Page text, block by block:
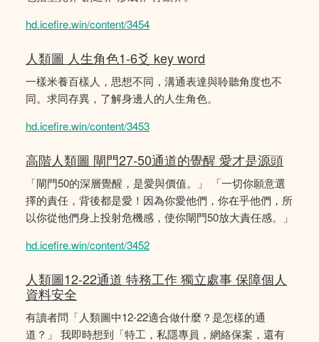
hd.icefire.win/content/3454
人類圖 人生角色1-6爻 key word
一樣米養百樣人，思想不同，溝通表達與聆聽角度也不
同。求同存異，了解身邊人的人生角色。
hd.icefire.win/content/3453
高階人類圖 閘門27-50通道的覺醒 愛才是源頭
「閘門50的深層覺醒，是愛與價值。」 「一切你願意選
擇的責任，背後都是愛！因為你愛他們，你在乎他們，所
以你從他們身上投射危機感，使你閘門50放大責任感。」
hd.icefire.win/content/3452
人類圖12-22通道 特務工作 獨立處事 保障個人
資料安全
有讀者問「人類圖中12-22適合做什麼？是怎樣的通
道？」 我即時想到「特工，私隱專員，網絡保案，還有